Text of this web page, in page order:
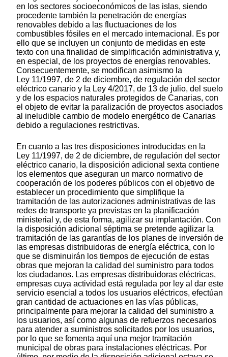
en los sectores socioeconómicos de las islas, siendo
procedente también la penetración de energías
renovables debido a las fluctuaciones de los
combustibles fósiles en el mercado internacional. Es por
ello que se incluyen un conjunto de medidas en este
texto con una finalidad de simplificación administrativa y,
en especial, de los proyectos de energías renovables.
Consecuentemente, se modifican asimismo la
Ley 11/1997, de 2 de diciembre, de regulación del sector
eléctrico canario y la Ley 4/2017, de 13 de julio, del suelo
y de los espacios naturales protegidos de Canarias, con
el objeto de evitar la paralización de proyectos asociados
al ineludible cambio de modelo energético de Canarias
debido a regulaciones restrictivas.
En cuanto a las tres disposiciones introducidas en la
Ley 11/1997, de 2 de diciembre, de regulación del sector
eléctrico canario, la disposición adicional sexta contiene
los elementos que aseguran un marco normativo de
cooperación de los poderes públicos con el objetivo de
establecer un procedimiento que simplifique la
tramitación de las autorizaciones administrativas de las
redes de transporte ya previstas en la planificación
ministerial y, de esta forma, agilizar su implantación. Con
la disposición adicional séptima se pretende agilizar la
tramitación de las garantías de los planes de inversión de
las empresas distribuidoras de energía eléctrica, con lo
que se disminuirán los tiempos de ejecución de estas
obras que mejoran la calidad del suministro para todos
los ciudadanos. Las empresas distribuidoras eléctricas,
empresas cuya actividad está regulada por ley al dar este
servicio esencial a todos los usuarios eléctricos, efectúan
gran cantidad de actuaciones en las vías públicas,
principalmente para mejorar la calidad del suministro a
los usuarios, así como algunas de refuerzos necesarios
para atender a suministros solicitados por los usuarios,
por lo que se fomenta aquí una mejor tramitación
municipal de obras para instalaciones eléctricas. Por